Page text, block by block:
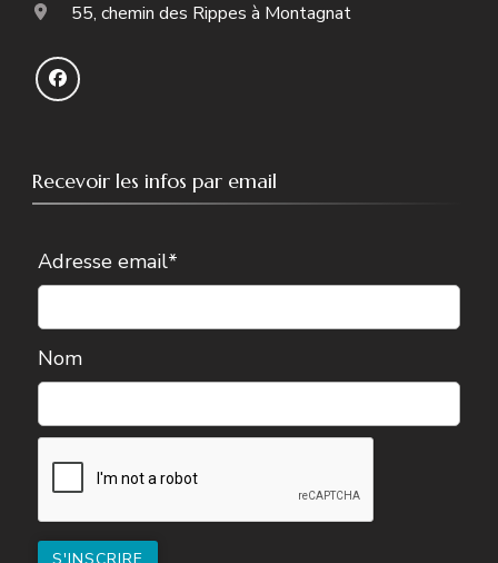
55, chemin des Rippes à Montagnat
Recevoir les infos par email
Adresse email*
Nom